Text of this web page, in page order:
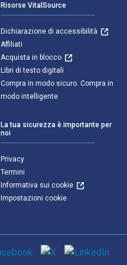
Risorse VitalSource
Dichiarazione di accessibilità
Affiliati
Acquista in blocco
Libri di testo digitali
Compra in modo sicuro. Compra in
modo intelligente
La tua sicurezza è importante per
noi
Privacy
Termini
Informativa sui cookie
Impostazioni cookie